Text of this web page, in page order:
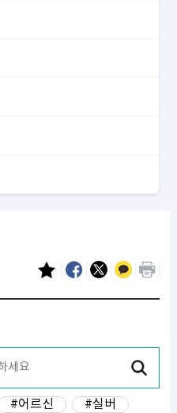
#어르신
#실버